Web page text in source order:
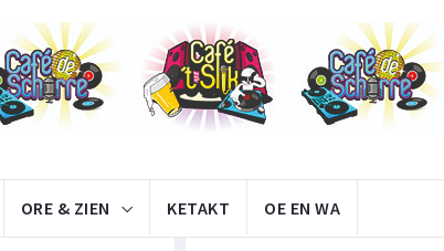
ORE & ZIEN KETAKT OE EN WA